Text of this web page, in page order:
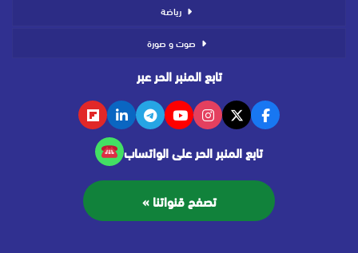
رياضة
صوت و صورة
تابع المنبر الحر عبر
تابع المنبر الحر على الواتساب
تصفح قنواتنا »